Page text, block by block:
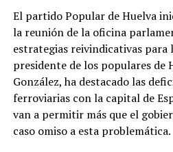
El partido Popular de Huelva
la reunión de la oficina
estrategias reivindicativas para
presidente de los populares de
González, ha destacado las
ferroviarias con la capital de
van a permitir más que el
caso omiso a esta problemática.